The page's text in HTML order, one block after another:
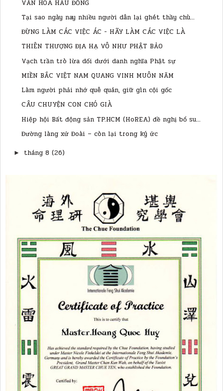
VĂN HOÁ HẦU ĐỒNG
Tại sao ngày nay nhiều người dân lại ghét thầy chù...
ĐỪNG LÀM CÁC VIỆC ÁC - HÃY LÀM CÁC VIỆC LÀ
THIÊN THƯỢNG ĐỊA HẠ VÔ NHƯ PHẬT BẢO
Vạch trần trò lừa dối dưới danh nghĩa Phật sự
MIỀN BẮC VIỆT NAM QUANG VINH MUÔN NĂM
Làm người phải nhớ quê quán, giữ gìn cội gốc
CÂU CHUYỆN CON CHÓ GIÀ
Hiệp hội Bất động sản TP.HCM (HoREA) đề nghị bổ su...
Đường làng xứ Đoài – còn lại trong ký ức
► tháng 8 (26)